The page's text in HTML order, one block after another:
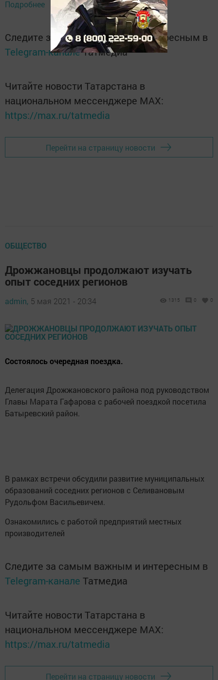
Подробнее
Следите за самым важным и интересным в
Telegram-каналеТатмедиа
Читайте новости Татарстана в
национальном мессенджере MАХ:
https://max.ru/tatmedia
Перейти на страницу новости
ОБЩЕСТВО
Дрожжановцы продолжают изучать
опыт соседних регионов
admin, 5 мая 2021 - 20:34 1315 0 0
Состоялось очередная поездка.
Делегация Дрожжановского района под руководством
Главы Марата Гафарова с рабочей поездкой посетила
Батыревский район.
В рамках встречи обсудили развитие муниципальных
образований соседних регионов с Селивановым
Рудольфом Васильевичем.
Ознакомились с работой предприятий местных
производителей
Следите за самым важным и интересным в
Telegram-канале Татмедиа
Читайте новости Татарстана в
национальном мессенджере MАХ:
https://max.ru/tatmedia
Перейти на страницу новости